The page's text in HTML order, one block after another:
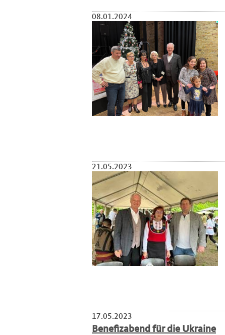
08.01.2024
21.05.2023
17.05.2023
Benefizabend für die Ukraine